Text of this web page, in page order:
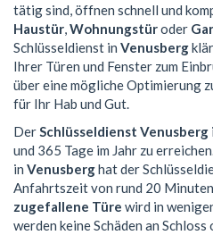
tätig sind, öffnen schnell und
Haustür,Wohnungstüroder
Schlüsseldienst in Venusberg
Ihrer Türen und Fenster zum
über eine mögliche Optimierung
für Ihr Hab und Gut.
DerSchlüsseldienst Venusberg
und 365 Tage im Jahr zu
in Venusberghat der
Anfahrtszeit von rund 20
zugefallene Türe wird in
werden keine Schäden an Schloss